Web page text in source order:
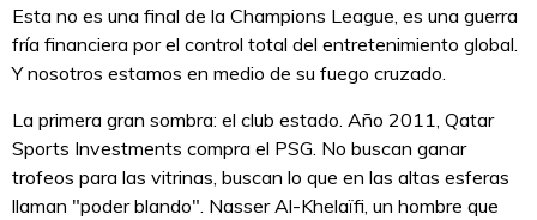
Esta no es una final de la Champions League, es una guerra
fría financiera por el control total del entretenimiento global.
Y nosotros estamos en medio de su fuego cruzado.
La primera gran sombra: el club estado. Año 2011, Qatar
Sports Investments compra el PSG. No buscan ganar
trofeos para las vitrinas, buscan lo que en las altas esferas
llaman "poder blando". Nasser Al-Khelaïfi, un hombre que